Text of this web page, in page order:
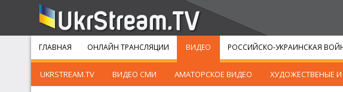
ГЛАВНАЯ ОНЛАЙН ТРАНСЛЯЦИИ ВИДЕО
UKRSTREAM.TV ВИДЕО СМИ АМАТОРСКОЕ ВИДЕО ХУДОЖЕСТВЕНЫЕ
РОССИЙСКО-УКРАИНСКАЯ